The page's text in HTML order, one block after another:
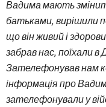
Вадима мають
батьками, вирішили
що він живий і
забрав нас, поїхали в
Зателефонував нам
інформація про
зателефонували у